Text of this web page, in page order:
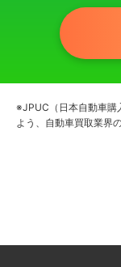
※JPUC（日本自動車購
よう、自動車買取業界